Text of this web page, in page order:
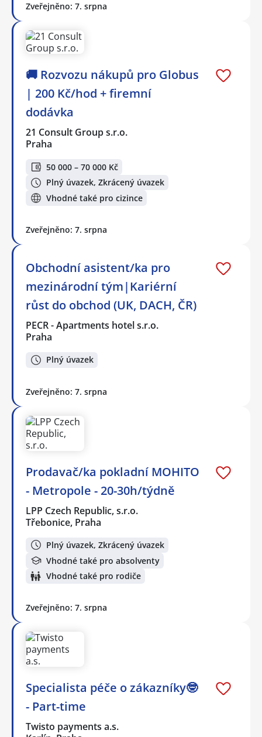
Zveřejněno: 7. srpna
🚚 Rozvozu nákupů pro Globus
| 200 Kč/hod + firemní
dodávka
21 Consult Group s.r.o.
Praha
50 000 – 70 000 Kč
Plný úvazek, Zkrácený úvazek
Vhodné také pro cizince
Zveřejněno: 7. srpna
Obchodní asistent/ka pro
mezinárodní tým|Kariérní
růst do obchod (UK, DACH, ČR)
PECR - Apartments hotel s.r.o.
Praha
Plný úvazek
Zveřejněno: 7. srpna
Prodavač/ka pokladní MOHITO
- Metropole - 20-30h/týdně
LPP Czech Republic, s.r.o.
Třebonice, Praha
Plný úvazek, Zkrácený úvazek
Vhodné také pro absolventy
Vhodné také pro rodiče
Zveřejněno: 7. srpna
Specialista péče o zákazníky🤓
- Part-time
Twisto payments a.s.